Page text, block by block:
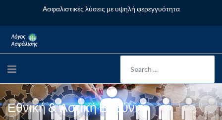
Ασφαλιστικές λύσεις με υψηλή φερεγγυότητα
Εθνική & Αστική Ευθύνη